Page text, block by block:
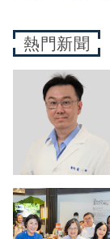
熱門新聞